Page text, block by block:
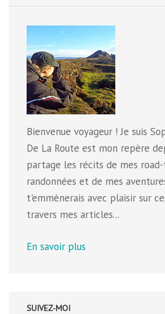
Bienvenue voyageur ! Je suis
De La Route est mon repère
partage les récits de mes
randonnées et de mes
t'emmènerais avec plaisir sur
travers mes articles...
En savoir plus
SUIVEZ-MOI